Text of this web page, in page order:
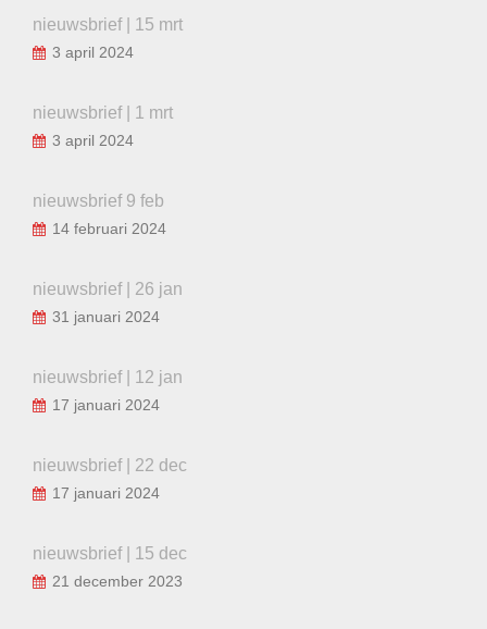
nieuwsbrief | 15 mrt
3 april 2024
nieuwsbrief | 1 mrt
3 april 2024
nieuwsbrief 9 feb
14 februari 2024
nieuwsbrief | 26 jan
31 januari 2024
nieuwsbrief | 12 jan
17 januari 2024
nieuwsbrief | 22 dec
17 januari 2024
nieuwsbrief | 15 dec
21 december 2023